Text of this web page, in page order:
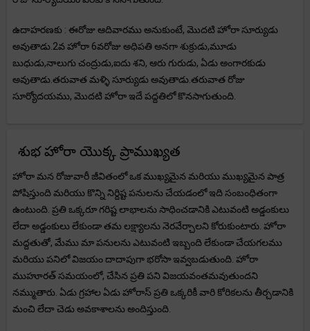
ఉదాహరణకు : ఈరోజు ఆదివారము అనుకుంటే, మొదటి హోరా సూర్యుడు
అవుతాడు.2వ హోరా 6వరోజు అధిపతి అనగా శుక్రుడు,మూడు
బుధుడు,నాలుగు చంద్రుడు,ఐదు శని, ఆరు గురుడు, ఏడు అంగారకుడు
అవుతాడు.తరువాత మళ్ళి సూర్యుడు అవుతాడు.తరువాత రోజు
సూర్యోదయము, మొదటి హోరా ఇదే పద్దతిలో కొనసాగుతుంది.
శుభ హోరా యొక్క ప్రాముఖ్యత
హోరా మన రోజువారీ జీవితంలో ఒక ముఖ్యమైన మరియు ముఖ్యమైన పాత్ర
పోషిస్తుంది మరియు కొన్ని నిర్దిష్ట పనులను చేయడంలో ఇది సంబంధితంగా
ఉంటుంది. ప్రతి ఒక్కరూ గరిష్ట లాభాలను సాధించడానికి ఎటువంటి అడ్డంకులు
లేదా అడ్డంకులు లేకుండా తమ లక్ష్యాలను నెరవేర్చాలని కోరుకుంటారు. హోరా
మద్దతుతో, మేము మా పనులను ఎటువంటి ఇబ్బంది లేకుండా చేయగలము
మరియు పనిలో విజయం దాదాపుగా భరోసా ఇవ్వబడుతుంది. హోరా
ముహూరత్ సమయంలో, చేసిన ప్రతి పని విజయవంతమవుతుందని
నమ్ముతారు. ఏడు గ్రహాల ఏడు హోరాస్ ప్రతి ఒక్కరికీ వారి కోరికలను తీర్చడానికి
మంచి లేదా చెడు అవకాశాలను అందిస్తుంది.